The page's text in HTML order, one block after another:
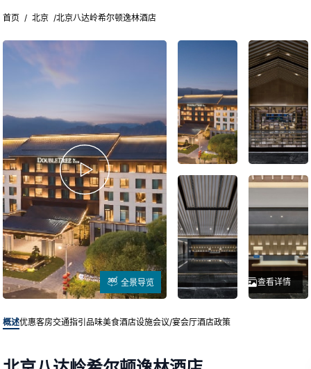
首页 / 北京 /北京八达岭希尔顿逸林酒店
全景导览 查看详情
概述优惠客房交通指引 品味美食酒店设施会议/宴会厅酒店政策